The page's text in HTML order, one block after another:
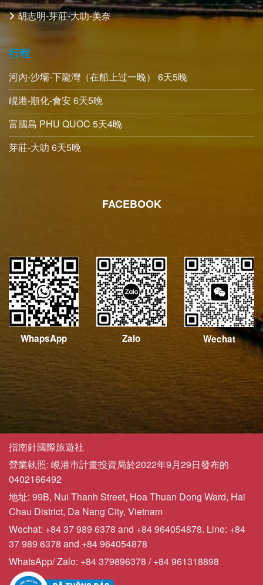
胡志明-芽莊-大叻-美奈
行程
河內-沙壩-下龍灣（在船上过一晚） 6天5晚
峴港-順化-會安 6天5晚
富國島 PHU QUOC 5天4晚
芽莊-大叻 6天5晚
FACEBOOK
WhapsApp Zalo Wechat
指南針國際旅遊社
營業執照: 峴港市計畫投資局於2022年9月29日發布的
0402166492
地址: 99B, Nui Thanh Street, Hoa Thuan Dong Ward, Hai
Chau District, Da Nang City, Vietnam
Wechat: +84 37 989 6378 and +84 964054878. Line: +84
37 989 6378 and +84 964054878
WhatsApp/ Zalo: +84 379896378 / +84 961318898